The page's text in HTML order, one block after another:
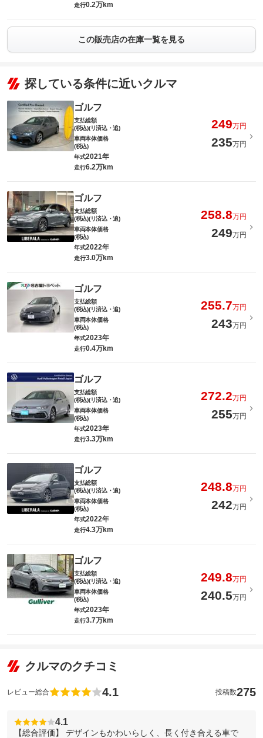
走行0.2万km
この販売店の在庫一覧を見る
探している条件に近いクルマ
ゴルフ
支払総額
(税込)(リ済込・追)
249万円
車両本体価格
(税込)
235万円
年式2021年
走行6.2万km
ゴルフ
支払総額
(税込)(リ済込・追)
258.8万円
車両本体価格
(税込)
249万円
年式2022年
走行3.0万km
ゴルフ
支払総額
(税込)(リ済込・追)
255.7万円
車両本体価格
(税込)
243万円
年式2023年
走行0.4万km
ゴルフ
支払総額
(税込)(リ済込・追)
272.2万円
車両本体価格
(税込)
255万円
年式2023年
走行3.3万km
ゴルフ
支払総額
(税込)(リ済込・追)
248.8万円
車両本体価格
(税込)
242万円
年式2022年
走行4.3万km
ゴルフ
支払総額
(税込)(リ済込・追)
249.8万円
車両本体価格
(税込)
240.5万円
年式2023年
走行3.7万km
クルマのクチコミ
レビュー総合 4.1 投稿数275
4.1
【総合評価】 デザインもかわいらしく、長く付き合える車で